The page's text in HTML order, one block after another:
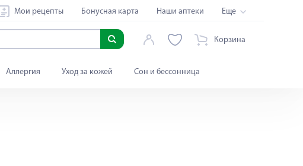
Мои рецепты Бонусная карта Наши аптеки Еще
Корзина
Аллергия Уход за кожей Сон и бессонница